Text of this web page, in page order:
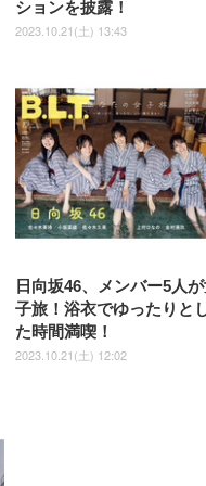
ションを披露！
2023.10.21(土) 13:43
日向坂46、メンバー5人
子旅！浴衣でゆったりと
た時間満喫！
2023.10.21(土) 12:02